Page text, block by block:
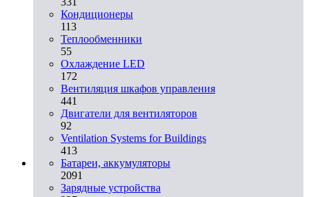
Кондиционеры
113
Теплообменники
55
Охлаждение LED
172
Вентиляция шкафов управления
441
Двигатели для вентиляторов
92
Ventilation Systems for Buildings
413
Батареи, аккумуляторы
2091
Зарядные устройства